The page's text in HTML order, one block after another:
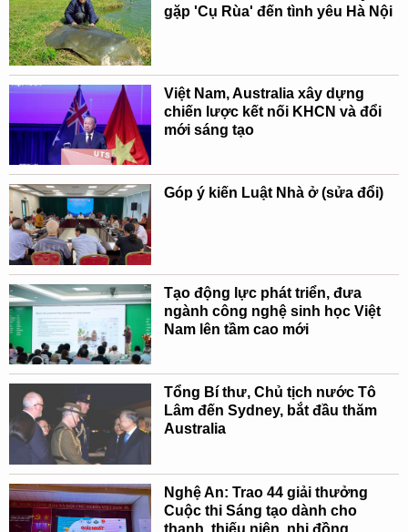
gặp 'Cụ Rùa' đến tình yêu Hà Nội
Việt Nam, Australia xây dựng
chiến lược kết nối KHCN và đổi
mới sáng tạo
Góp ý kiến Luật Nhà ở (sửa đổi)
Tạo động lực phát triển, đưa
ngành công nghệ sinh học Việt
Nam lên tầm cao mới
Tổng Bí thư, Chủ tịch nước Tô
Lâm đến Sydney, bắt đầu thăm
Australia
Nghệ An: Trao 44 giải thưởng
Cuộc thi Sáng tạo dành cho
thanh, thiếu niên, nhi đồng